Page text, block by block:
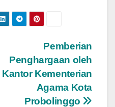
Pemberian
Penghargaan oleh
Kantor Kementerian
Agama Kota
Probolinggo